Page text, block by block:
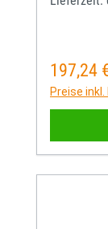
197,24
Preise